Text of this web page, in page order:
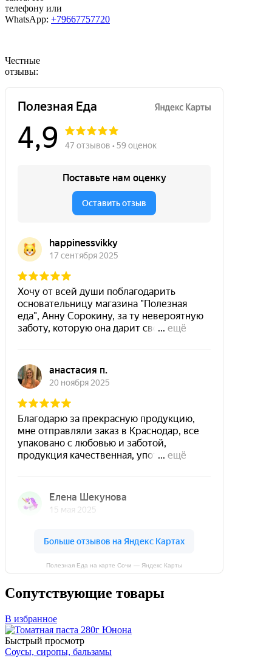
телефону или
WhatsApp: +79667757720
Честные
отзывы:
Полезная Еда на карте Сочи — Яндекс Карты
Сопутствующие товары
В избранное
Быстрый просмотр
Соусы, сиропы, бальзамы